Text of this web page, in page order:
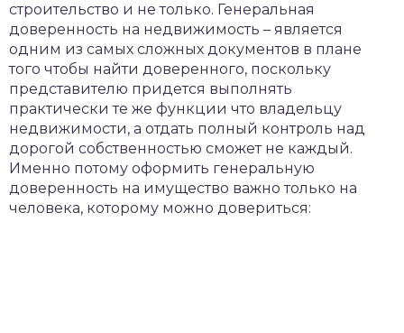
строительство и не только. Генеральная
доверенность на недвижимость – является
одним из самых сложных документов в плане
того чтобы найти доверенного, поскольку
представителю придется выполнять
практически те же функции что владельцу
недвижимости, а отдать полный контроль над
дорогой собственностью сможет не каждый.
Именно потому оформить генеральную
доверенность на имущество важно только на
человека, которому можно довериться: